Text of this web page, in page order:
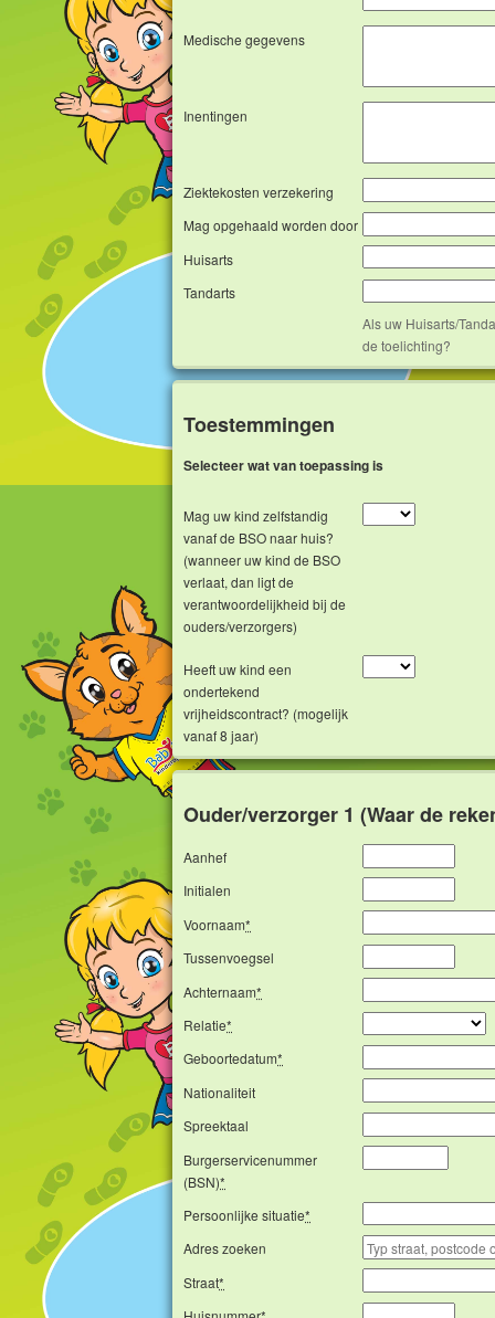
Medische gegevens
Inentingen
Ziektekosten verzekering
Mag opgehaald worden door
Huisarts
Tandarts
Als uw Huisarts/
de toelichting?
Toestemmingen
Selecteer wat van toepassing is
Mag uw kind zelfstandig
vanaf de BSO naar huis?
(wanneer uw kind de BSO
verlaat, dan ligt de
verantwoordelijkheid bij de
ouders/verzorgers)
Heeft uw kind een
ondertekend
vrijheidscontract? (mogelijk
vanaf 8 jaar)
Ouder/verzorger 1 (Waar de
Aanhef
Initialen
Voornaam*
Tussenvoegsel
Achternaam*
Relatie*
Geboortedatum*
Nationaliteit
Spreektaal
Burgerservicenummer
(BSN)*
Persoonlijke situatie*
Adres zoeken
Straat*